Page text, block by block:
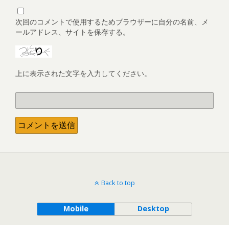
次回のコメントで使用するためブラウザーに自分の名前、メ
ールアドレス、サイトを保存する。
上に表示された文字を入力してください。
Back to top
Mobile Desktop